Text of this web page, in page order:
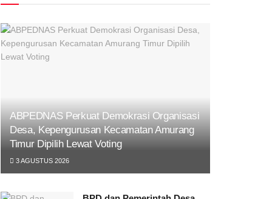
ABPEDNAS Perkuat Demokrasi Organisasi
Desa, Kepengurusan Kecamatan Amurang
Timur Dipilih Lewat Voting
3 AGUSTUS 2026